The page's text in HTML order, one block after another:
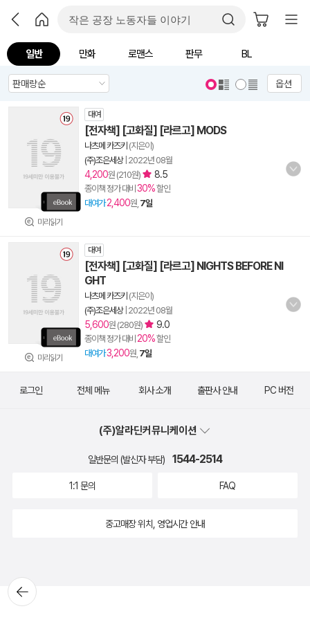
일반 만화 로맨스 판무 BL
옵션
미리읽기
대여
[전자책] [고화질] [라르고] MODS
나츠메 카즈키 (지은이)
(주)조은세상| 2022년 08월
4,200원 (210원) 8.5
종이책 정가 대비 30%할인
대여가 2,400원, 7일
미리읽기
대여
[전자책] [고화질] [라르고] NIGHTS BEFORE NI
GHT
나츠메 카즈키 (지은이)
(주)조은세상| 2022년 08월
5,600원 (280원) 9.0
종이책 정가 대비 20%할인
대여가3,200원, 7일
뒤로가
기
로그인 전체 메뉴 회사 소개 출판사 안내 PC 버전
(주)알라딘커뮤니케이션
일반문의 (발신자 부담) 1544-2514
1:1 문의 FAQ
중고매장 위치, 영업시간 안내